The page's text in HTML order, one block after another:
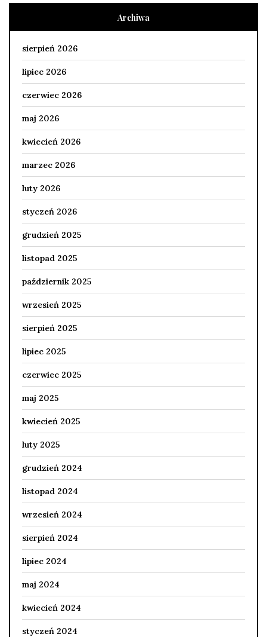
Archiwa
sierpień 2026
lipiec 2026
czerwiec 2026
maj 2026
kwiecień 2026
marzec 2026
luty 2026
styczeń 2026
grudzień 2025
listopad 2025
październik 2025
wrzesień 2025
sierpień 2025
lipiec 2025
czerwiec 2025
maj 2025
kwiecień 2025
luty 2025
grudzień 2024
listopad 2024
wrzesień 2024
sierpień 2024
lipiec 2024
maj 2024
kwiecień 2024
styczeń 2024